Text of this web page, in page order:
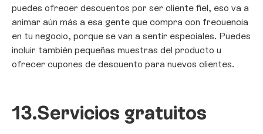
puedes ofrecer descuentos por ser cliente fiel, eso va a
animar aún más a esa gente que compra con frecuencia
en tu negocio, porque se van a sentir especiales. Puedes
incluir también pequeñas muestras del producto u
ofrecer cupones de descuento para nuevos clientes.
13.Servicios gratuitos